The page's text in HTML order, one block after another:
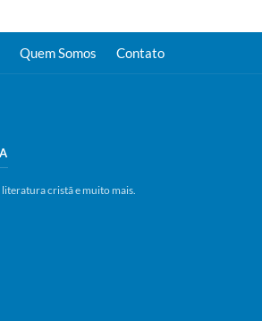
Quem Somos Contato
cristã e muito mais.